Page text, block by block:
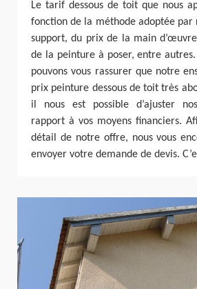
Le tarif dessous de toit que nous
fonction de la méthode adoptée par
support, du prix de la main
de la peinture à poser, entre
pouvons vous rassurer que notre
prix peinture dessous de toit très
il nous est possible d’ajuster
rapport à vos moyens financiers.
détail de notre offre, nous vous
envoyer votre demande de devis.